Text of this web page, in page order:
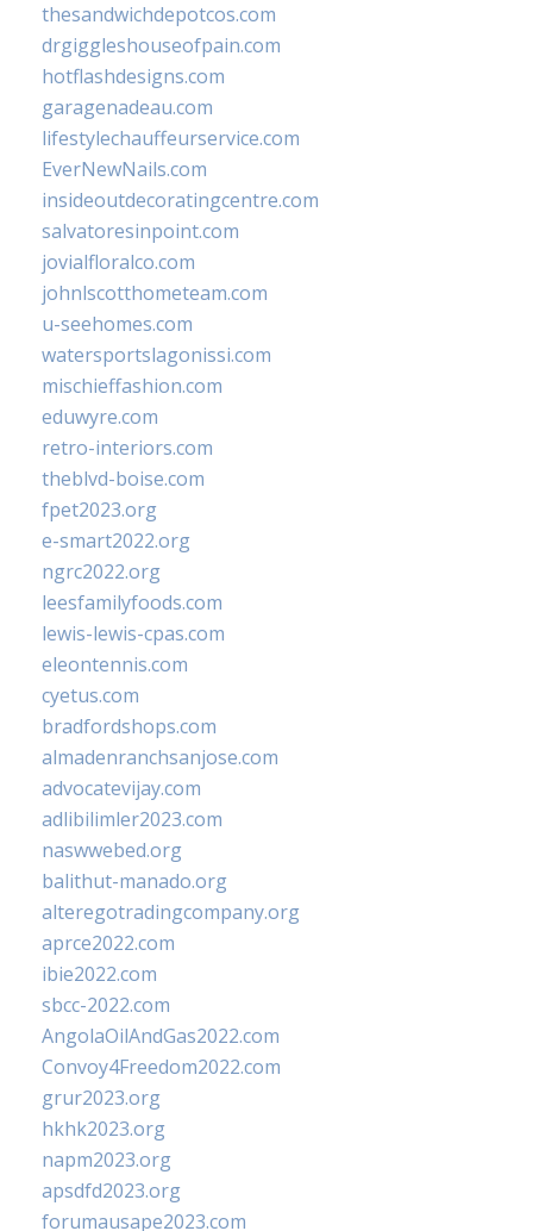
thesandwichdepotcos.com
drgiggleshouseofpain.com
hotflashdesigns.com
garagenadeau.com
lifestylechauffeurservice.com
EverNewNails.com
insideoutdecoratingcentre.com
salvatoresinpoint.com
jovialfloralco.com
johnlscotthometeam.com
u-seehomes.com
watersportslagonissi.com
mischieffashion.com
eduwyre.com
retro-interiors.com
theblvd-boise.com
fpet2023.org
e-smart2022.org
ngrc2022.org
leesfamilyfoods.com
lewis-lewis-cpas.com
eleontennis.com
cyetus.com
bradfordshops.com
almadenranchsanjose.com
advocatevijay.com
adlibilimler2023.com
naswwebed.org
balithut-manado.org
alteregotradingcompany.org
aprce2022.com
ibie2022.com
sbcc-2022.com
AngolaOilAndGas2022.com
Convoy4Freedom2022.com
grur2023.org
hkhk2023.org
napm2023.org
apsdfd2023.org
forumausape2023.com